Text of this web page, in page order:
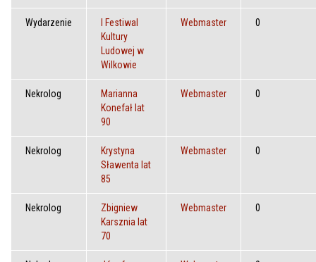
Wydarzenie
I Festiwal
Kultury
Ludowej w
Wilkowie
Webmaster 0
Nekrolog
Marianna
Konefał lat
90
Webmaster 0
Nekrolog
Krystyna
Sławenta lat
85
Webmaster 0
Nekrolog
Zbigniew
Karsznia lat
70
Webmaster 0